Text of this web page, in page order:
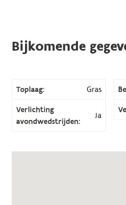
Bijkomende
Toplaag: Gras
Verlichting
avondwedstrijden:
Ja